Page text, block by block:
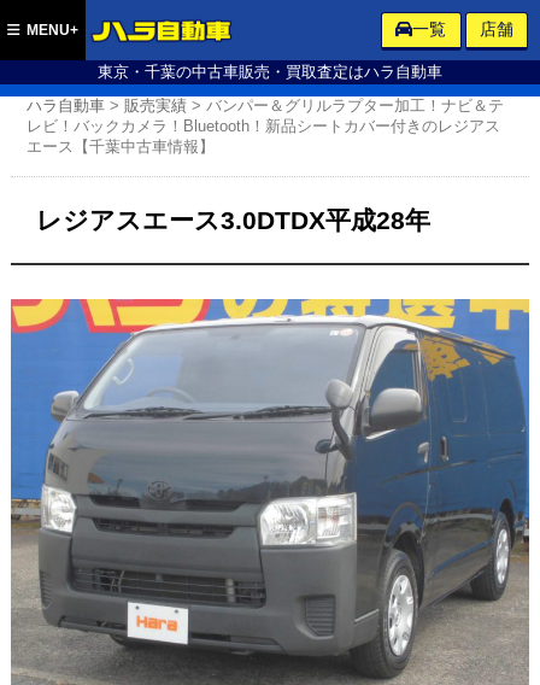
東京・千葉の中古車販売・買取査定はハラ自動車
MENU+ 一覧 店舗
ハラ自動車 >販売実績 >バンパー＆グリルラプター加工！ナビ＆テ
レビ！バックカメラ！Bluetooth！新品シートカバー付きのレジアス
エース【千葉中古車情報】
レジアスエース3.0DTDX平成28年